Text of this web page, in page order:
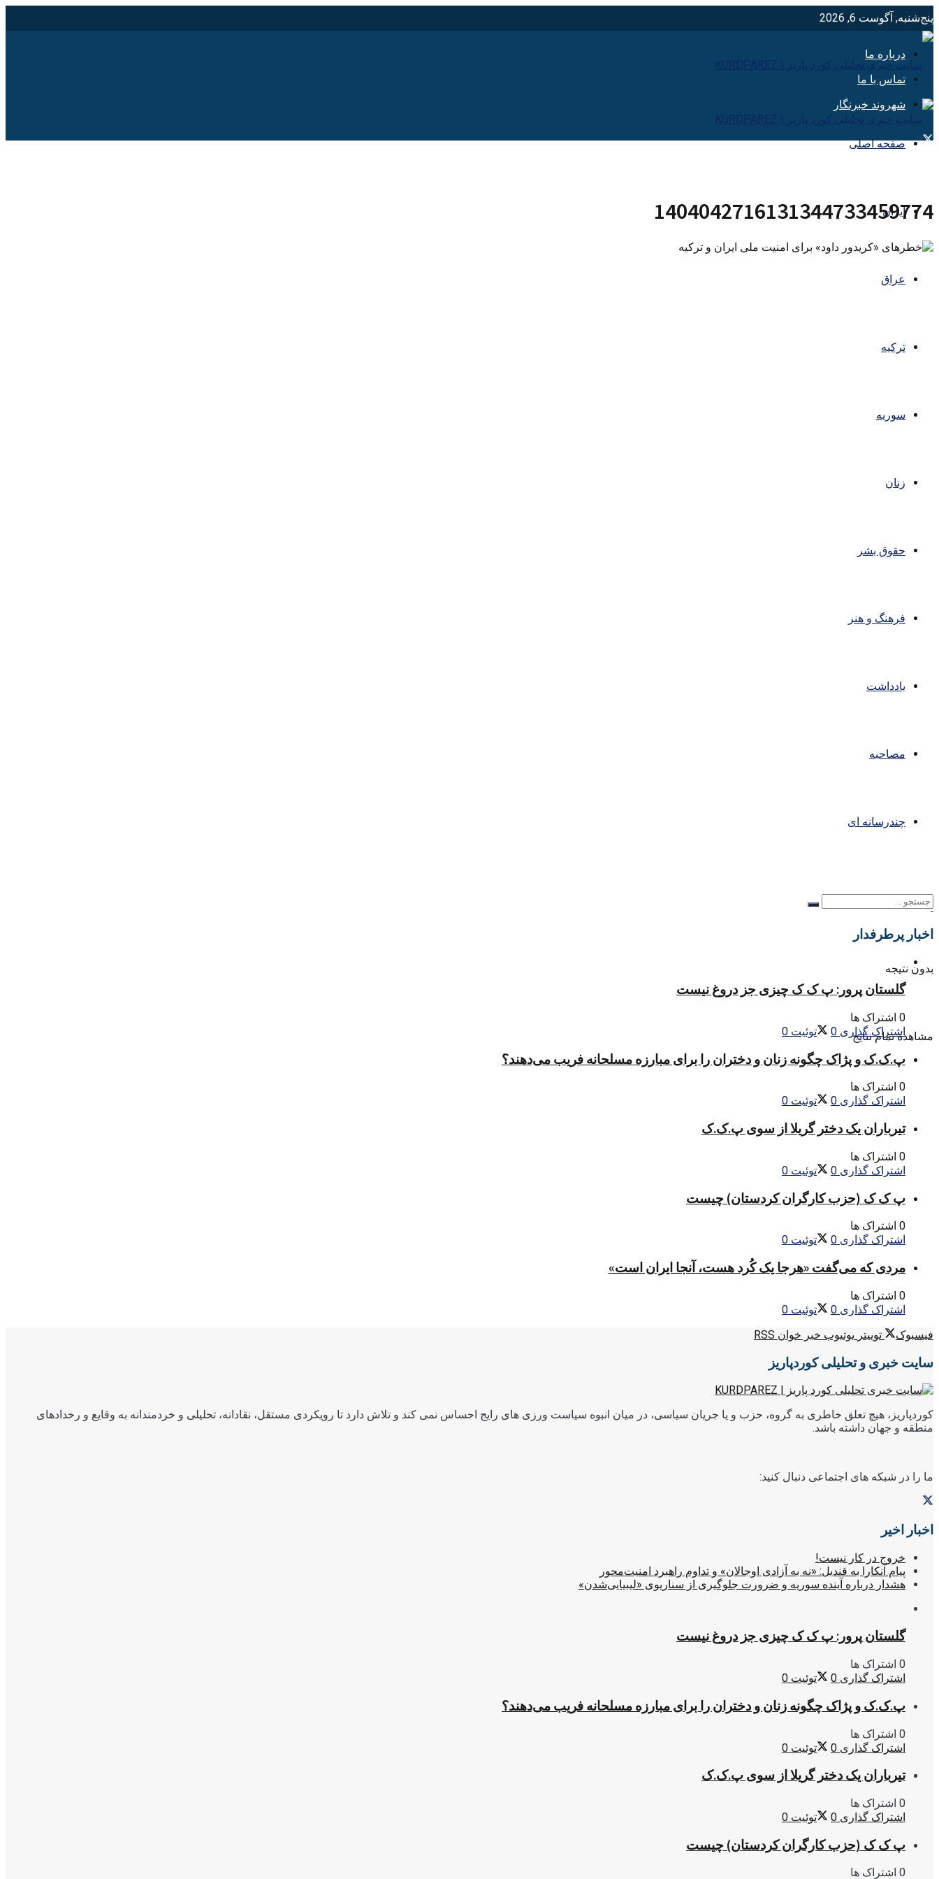
پنج‌شنبه, آگوست 6, 2026
درباره ما
تماس با ما
شهروند خبرنگار
صفحه اصلی
ایران
عراق
ترکیه
سوریه
زنان
حقوق بشر
فرهنگ و هنر
یادداشت
مصاحبه
چندرسانه ای
بدون نتیجه
مشاهده تمام نتایج
1404042716131344733459774
اخبار پرطرفدار
گلستان پرور: پ ک ک چیزی جز دروغ نیست
0 اشتراک ها
اشتراک گذاری 0 توئیت 0
پ.ک.ک و پژاک چگونه زنان و دختران را برای مبارزه مسلحانه فریب می‌دهند؟
0 اشتراک ها
اشتراک گذاری 0 توئیت 0
تیرباران یک دختر گریلا از سوی پ.ک.ک
0 اشتراک ها
اشتراک گذاری 0 توئیت 0
پ ک ک (حزب کارگران کردستان) چیست
0 اشتراک ها
اشتراک گذاری 0 توئیت 0
مردی که می‌گفت «هرجا یک کُرد هست، آنجا ایران است»
0 اشتراک ها
اشتراک گذاری 0 توئیت 0
فیسبوک
توییتر یوتیوب خبر خوان RSS
سایت خبری و تحلیلی کوردپاریز
کوردپاریز، هیچ تعلق خاطری به گروه، حزب و یا جریان سیاسی، در میان انبوه سیاست ورزی های رایج احساس نمی کند و تلاش دارد تا رویکردی مستقل، نقادانه، تحلیلی و خردمندانه به وقایع و رخدادهای
منطقه و جهان داشته باشد.
ما را در شبکه های اجتماعی دنبال کنید:
اخبار اخیر
خروج در کار نیست!
پیام آنکارا به قندیل: «نه به آزادی اوجالان» و تداوم راهبرد امنیت‌محور
هشدار درباره آینده سوریه و ضرورت جلوگیری از سناریوی «لیبیایی‌شدن»
گلستان پرور: پ ک ک چیزی جز دروغ نیست
0 اشتراک ها
اشتراک گذاری 0 توئیت 0
پ.ک.ک و پژاک چگونه زنان و دختران را برای مبارزه مسلحانه فریب می‌دهند؟
0 اشتراک ها
اشتراک گذاری 0 توئیت 0
تیرباران یک دختر گریلا از سوی پ.ک.ک
0 اشتراک ها
اشتراک گذاری 0 توئیت 0
پ ک ک (حزب کارگران کردستان) چیست
0 اشتراک ها